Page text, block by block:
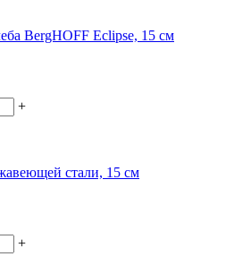
BergHOFF Eclipse, 15 см
+
стали, 15 см
+